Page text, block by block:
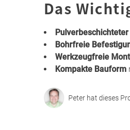
Das
Bohrfreie
Werkzeugfreie
Kompakte Bauform
Peter hat dieses